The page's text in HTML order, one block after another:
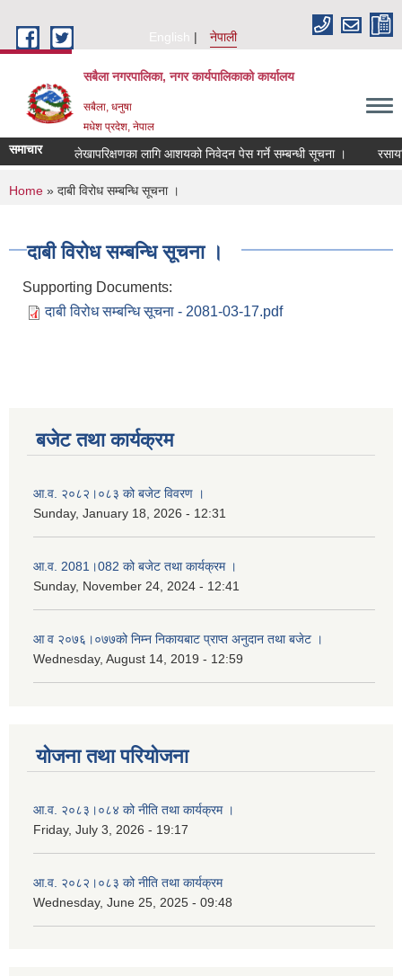
English
नेपाली
सबैला नगरपालिका, नगर कार्यपालिकाको कार्यालय
सबैला, धनुषा
मधेश प्रदेश, नेपाल
समाचार लेखापरिक्षणका लागि आशयको निवेदन पेस गर्ने सम्बन्धी सूचना ।
You are here
Home » दाबी विरोध सम्बन्धि सूचना ।
दाबी विरोध सम्बन्धि सूचना ।
Supporting Documents:
दाबी विरोध सम्बन्धि सूचना - 2081-03-17.pdf
बजेट तथा कार्यक्रम
आ.व. २०८२।०८३ को बजेट विवरण ।
Sunday, January 18, 2026 - 12:31
आ.व. 2081।082 को बजेट तथा कार्यक्रम ।
Sunday, November 24, 2024 - 12:41
आ‌ व २०७६।०७७को निम्न निकायबाट प्राप्त अनुदान तथा बजेट ।
Wednesday, August 14, 2019 - 12:59
योजना तथा परियोजना
आ.व. २०८३।०८४ को नीति तथा कार्यक्रम ।
Friday, July 3, 2026 - 19:17
आ.व. २०८२।०८३ को नीति तथा कार्यक्रम
Wednesday, June 25, 2025 - 09:48